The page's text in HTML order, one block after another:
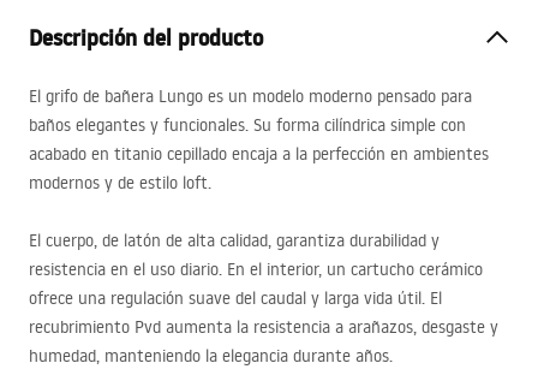
Descripción del producto
El grifo de bañera Lungo es un modelo moderno pensado para
baños elegantes y funcionales. Su forma cilíndrica simple con
acabado en titanio cepillado encaja a la perfección en ambientes
modernos y de estilo loft.
El cuerpo, de latón de alta calidad, garantiza durabilidad y
resistencia en el uso diario. En el interior, un cartucho cerámico
ofrece una regulación suave del caudal y larga vida útil. El
recubrimiento Pvd aumenta la resistencia a arañazos, desgaste y
humedad, manteniendo la elegancia durante años.